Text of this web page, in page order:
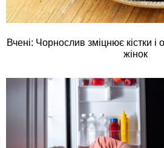
Вчені: Чорнослив зміцнює кістки
жінок